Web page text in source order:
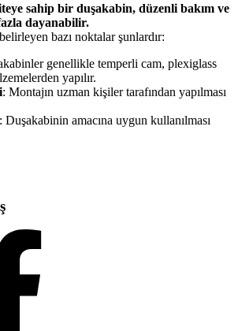
sahip bir duşakabin, düzenli bakım ve
dayanabilir.
bazı noktalar şunlardır:
genellikle temperli cam, plexiglass
yapılır.
: Montajın uzman kişiler tarafından yapılması
: Duşakabinin amacına uygun kullanılması